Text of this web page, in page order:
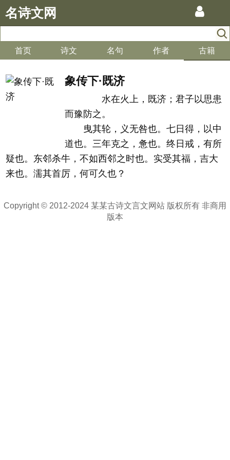
名诗文网
首页 诗文 名句 作者 古籍
象传下·既济
水在火上，既济；君子以思患
而豫防之。
曳其轮，义无咎也。七日得，以中
道也。三年克之，惫也。终日戒，有所
疑也。东邻杀牛，不如西邻之时也。实受其福，吉大
来也。濡其首厉，何可久也？
Copyright © 2012-2024 某某古诗文言文网站 版权所有 非商用
版本